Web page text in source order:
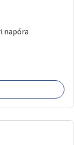
napóra